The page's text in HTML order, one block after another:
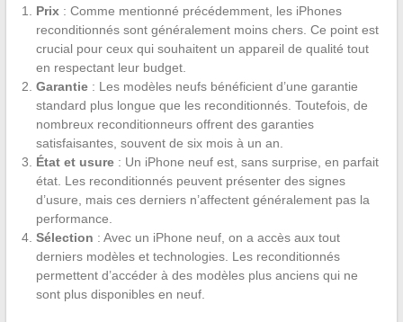
Prix: Comme mentionné précédemment, les iPhones
reconditionnés sont généralement moins chers. Ce point est
crucial pour ceux qui souhaitent un appareil de qualité tout
en respectant leur budget.
Garantie: Les modèles neufs bénéficient d’une garantie
standard plus longue que les reconditionnés. Toutefois, de
nombreux reconditionneurs offrent des garanties
satisfaisantes, souvent de six mois à un an.
État et usure: Un iPhone neuf est, sans surprise, en parfait
état. Les reconditionnés peuvent présenter des signes
d’usure, mais ces derniers n’affectent généralement pas la
performance.
Sélection : Avec un iPhone neuf, on a accès aux tout
derniers modèles et technologies. Les reconditionnés
permettent d’accéder à des modèles plus anciens qui ne
sont plus disponibles en neuf.